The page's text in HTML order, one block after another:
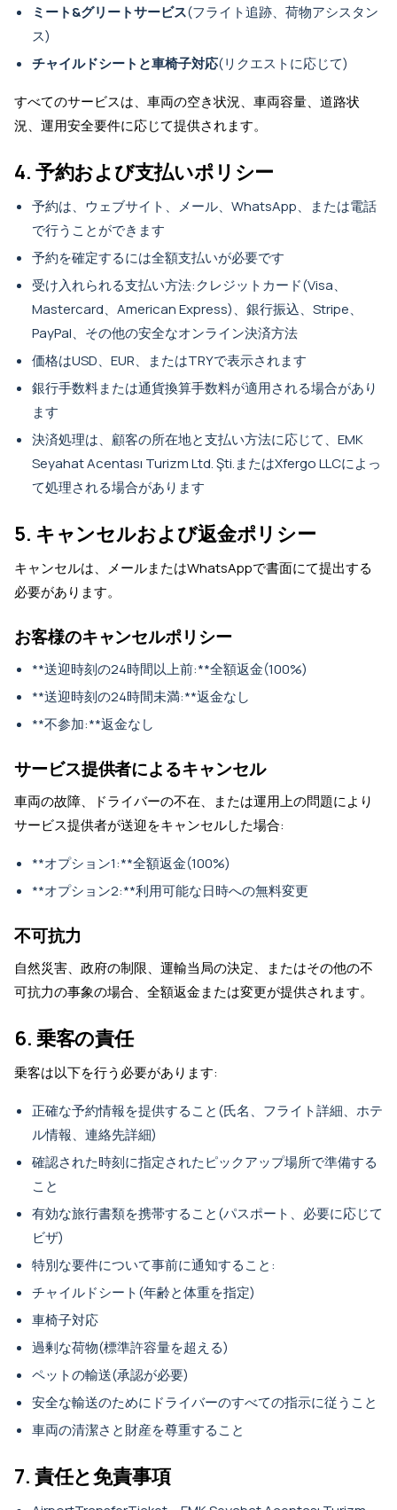
ミート&グリートサービス(フライト追跡、荷物アシスタン
ス)
チャイルドシートと車椅子対応(リクエストに応じて)
すべてのサービスは、車両の空き状況、車両容量、道路状
況、運用安全要件に応じて提供されます。
4. 予約および支払いポリシー
予約は、ウェブサイト、メール、WhatsApp、または電話
で行うことができます
予約を確定するには全額支払いが必要です
受け入れられる支払い方法:クレジットカード(Visa、
Mastercard、American Express)、銀行振込、Stripe、
PayPal、その他の安全なオンライン決済方法
価格はUSD、EUR、またはTRYで表示されます
銀行手数料または通貨換算手数料が適用される場合があり
ます
決済処理は、顧客の所在地と支払い方法に応じて、EMK
Seyahat Acentası Turizm Ltd. Şti.またはXfergo LLCによっ
て処理される場合があります
5. キャンセルおよび返金ポリシー
キャンセルは、メールまたはWhatsAppで書面にて提出する
必要があります。
お客様のキャンセルポリシー
**送迎時刻の24時間以上前:**全額返金(100%)
**送迎時刻の24時間未満:**返金なし
**不参加:**返金なし
サービス提供者によるキャンセル
車両の故障、ドライバーの不在、または運用上の問題により
サービス提供者が送迎をキャンセルした場合:
**オプション1:**全額返金(100%)
**オプション2:**利用可能な日時への無料変更
不可抗力
自然災害、政府の制限、運輸当局の決定、またはその他の不
可抗力の事象の場合、全額返金または変更が提供されます。
6. 乗客の責任
乗客は以下を行う必要があります:
正確な予約情報を提供すること(氏名、フライト詳細、ホテ
ル情報、連絡先詳細)
確認された時刻に指定されたピックアップ場所で準備する
こと
有効な旅行書類を携帯すること(パスポート、必要に応じて
ビザ)
特別な要件について事前に通知すること:
チャイルドシート(年齢と体重を指定)
車椅子対応
過剰な荷物(標準許容量を超える)
ペットの輸送(承認が必要)
安全な輸送のためにドライバーのすべての指示に従うこと
車両の清潔さと財産を尊重すること
7. 責任と免責事項